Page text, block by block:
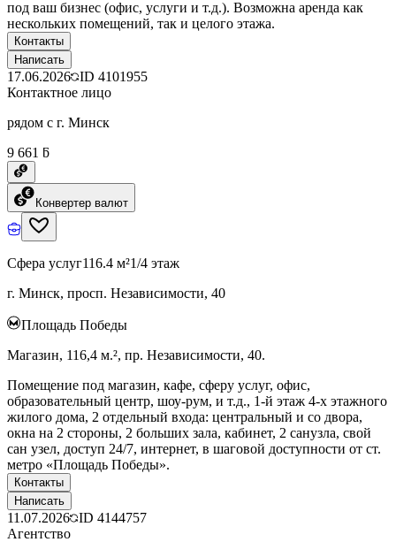
под ваш бизнес (офис, услуги и т.д.). Возможна аренда как
нескольких помещений, так и целого этажа.
Контакты
Написать
17.06.2026 ID 4101955
Контактное лицо
рядом с г. Минск
9 661 ƃ
Конвертер валют
Сфера услуг116.4 м²1/4 этаж
г. Минск, просп. Независимости, 40
Площадь Победы
Магазин, 116,4 м.², пр. Независимости, 40.
Помещение под магазин, кафе, сферу услуг, офис,
образовательный центр, шоу-рум, и т.д., 1-й этаж 4-х этажного
жилого дома, 2 отдельный входа: центральный и со двора,
окна на 2 стороны, 2 больших зала, кабинет, 2 санузла, свой
сан узел, доступ 24/7, интернет, в шаговой доступности от ст.
метро «Площадь Победы».
Контакты
Написать
11.07.2026 ID 4144757
Агентство